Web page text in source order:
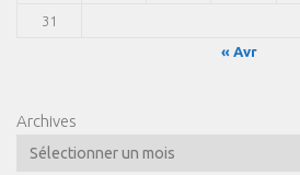
31
« Avr
Archives